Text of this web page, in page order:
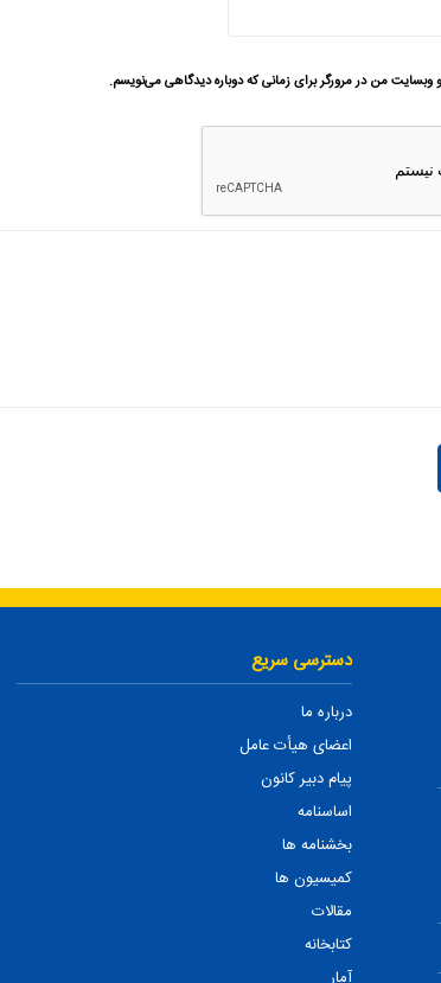
و وبسایت من در مرورگر برای زمانی که دوباره دیدگاهی می‌نویسم.
دسترسی سریع
درباره ما
اعضای هیأت عامل
پیام دبیر کانون
اساسنامه
بخشنامه ها
کمیسیون ها
مقالات
کتابخانه